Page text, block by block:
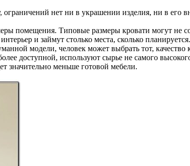
нет ни в украшении изделия, ни в его
помещения. Типовые размеры кровати могут не
и займут столько места, сколько планируется.
модели, человек может выбрать тот,
доступной, используют сырье не самого
значительно меньше готовой мебели.